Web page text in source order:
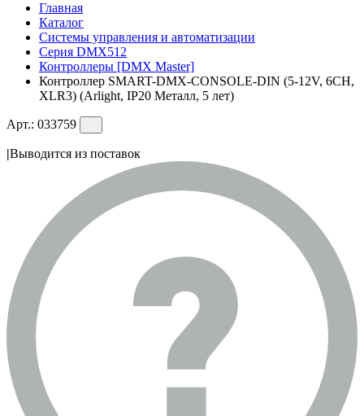
Главная
Каталог
Системы управления и автоматизации
Серия DMX512
Контроллеры [DMX Master]
Контроллер SMART-DMX-CONSOLE-DIN (5-12V, 6CH,
XLR3) (Arlight, IP20 Металл, 5 лет)
Арт.: 033759
|Выводится из поставок